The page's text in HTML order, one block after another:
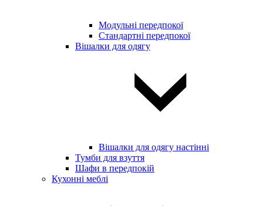
Модульні передпокої
Стандартні передпокої
Вішалки для одягу
Вішалки для одягу настінні
Тумби для взуття
Шафи в передпокій
Кухонні меблі